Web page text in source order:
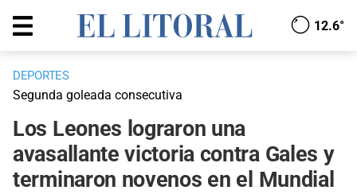
12.6°
DEPORTES
Segunda goleada consecutiva
Los Leones lograron una
avasallante victoria contra Gales y
terminaron novenos en el Mundial